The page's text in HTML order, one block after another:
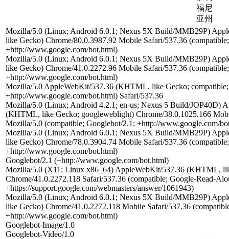
福尼
亚州
Mozilla/5.0 (Linux; Android 6.0.1; Nexus 5X Build/MMB29P)
like Gecko) Chrome/80.0.3987.92 Mobile Safari/537.36
+http://www.google.com/bot.html)
Mozilla/5.0 (Linux; Android 6.0.1; Nexus 5X Build/MMB29P)
like Gecko) Chrome/41.0.2272.96 Mobile Safari/537.36
+http://www.google.com/bot.html)
Mozilla/5.0 AppleWebKit/537.36 (KHTML, like Gecko;
+http://www.google.com/bot.html) Safari/537.36
Mozilla/5.0 (Linux; Android 4.2.1; en-us; Nexus 5 Build/JOP40D)
(KHTML, like Gecko; googleweblight) Chrome/38.0.1025.166
Mozilla/5.0 (compatible; Googlebot/2.1; +http://www.google.com/
Mozilla/5.0 (Linux; Android 6.0.1; Nexus 5X Build/MMB29P)
like Gecko) Chrome/78.0.3904.74 Mobile Safari/537.36
+http://www.google.com/bot.html)
Googlebot/2.1 (+http://www.google.com/bot.html)
Mozilla/5.0 (X11; Linux x86_64) AppleWebKit/537.36 (KHTML,
Chrome/41.0.2272.118 Safari/537.36 (compatible; Google-Read-
+https://support.google.com/webmasters/answer/1061943)
Mozilla/5.0 (Linux; Android 6.0.1; Nexus 5X Build/MMB29P)
like Gecko) Chrome/41.0.2272.118 Mobile Safari/537.36
+http://www.google.com/bot.html)
Googlebot-Image/1.0
Googlebot-Video/1.0